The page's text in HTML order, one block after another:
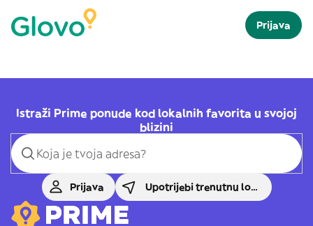
Prijava
Istraži Prime ponude kod lokalnih favorita u svojoj
blizini
Prijava Upotrijebi trenutnu lokaciju